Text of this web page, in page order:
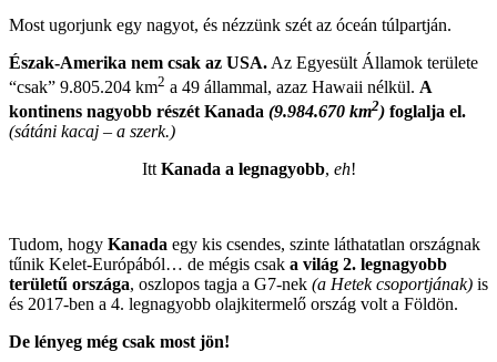
Most ugorjunk egy nagyot, és nézzünk szét az óceán túlpartján.
Észak-Amerika nem csak az USA. Az Egyesült Államok területe
“csak” 9.805.204 km2 a 49 állammal, azaz Hawaii nélkül. A
kontinens nagyobb részét Kanada (9.984.670 km2) foglalja el.
(sátáni kacaj – a szerk.)
IttKanada a legnagyobb, eh!
Tudom, hogy Kanada egy kis csendes, szinte láthatatlan országnak
tűnik Kelet-Európából… de mégis csak a világ 2. legnagyobb
területű országa, oszlopos tagja a G7-nek (a Hetek csoportjának) is
és 2017-ben a 4. legnagyobb olajkitermelő ország volt a Földön.
De lényeg még csak most jön!